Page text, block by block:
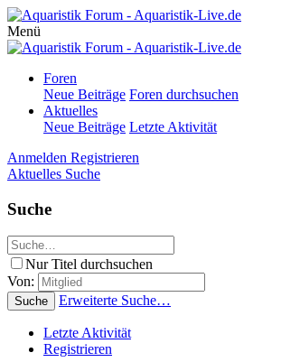
Menü
Foren
Neue Beiträge Foren durchsuchen
Aktuelles
Neue Beiträge Letzte Aktivität
Anmelden Registrieren
Aktuelles Suche
Suche
Nur Titel durchsuchen
Von:
Suche Erweiterte Suche…
Letzte Aktivität
Registrieren